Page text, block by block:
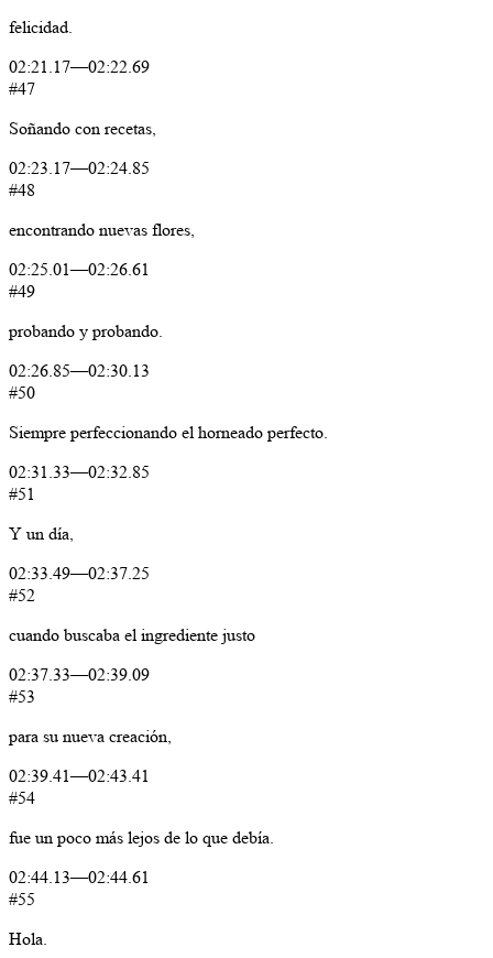
felicidad.
02:21.17—02:22.69
#47
Soñando con recetas,
02:23.17—02:24.85
#48
encontrando nuevas flores,
02:25.01—02:26.61
#49
probando y probando.
02:26.85—02:30.13
#50
Siempre perfeccionando el horneado perfecto.
02:31.33—02:32.85
#51
Y un día,
02:33.49—02:37.25
#52
cuando buscaba el ingrediente justo
02:37.33—02:39.09
#53
para su nueva creación,
02:39.41—02:43.41
#54
fue un poco más lejos de lo que debía.
02:44.13—02:44.61
#55
Hola.